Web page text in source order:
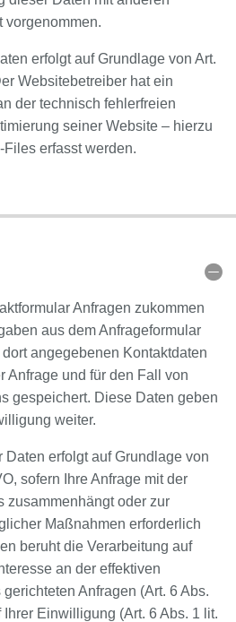
vorgenommen.
erfolgt auf Grundlage von Art.
Websitebetreiber hat ein
der technisch fehlerfreien
seiner Website – hierzu
erfasst werden.
Anfragen zukommen
aus dem Anfrageformular
angegebenen Kontaktdaten
Anfrage und für den Fall von
gespeichert. Diese Daten geben
weiter.
Daten erfolgt auf Grundlage von
sofern Ihre Anfrage mit der
zusammenhängt oder zur
Maßnahmen erforderlich
beruht die Verarbeitung auf
an der effektiven
Anfragen (Art. 6 Abs.
Einwilligung (Art. 6 Abs. 1 lit.